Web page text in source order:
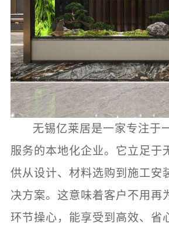
无锡亿莱居是一家专注于
服务的本地化企业。它立足于
供从设计、材料选购到施工安
决方案。这意味着客户不用再
环节操心，能享受到高效、省